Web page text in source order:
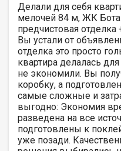
Делали для себя
мелочей 84 м, ЖК
предчистовая
Вы устали от
отделка это просто
квартира делалась
не экономили. Вы
коробку, а
самые сложные и
выгодно: Экономия
разведена на все
подготовлены к
уже позади.